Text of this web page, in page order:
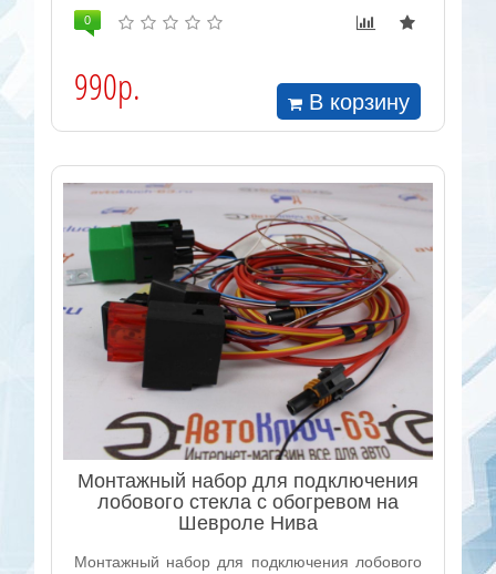
0
990р. В корзину
Монтажный набор для подключения
лобового стекла с обогревом на
Шевроле Нива
Монтажный набор для подключения лобового